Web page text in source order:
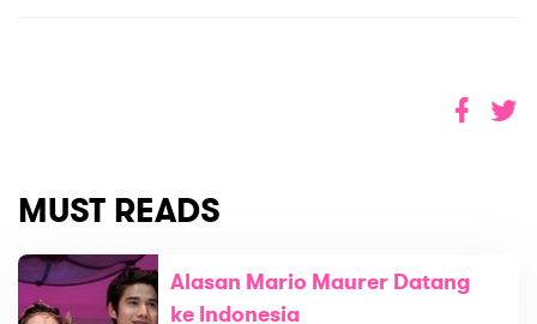
MUST READS
Alasan Mario Maurer Datang
ke Indonesia